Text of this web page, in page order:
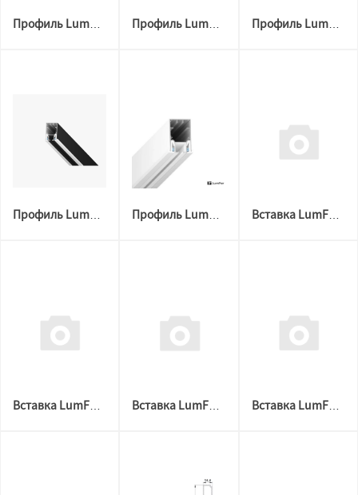
Профиль LumFer Clamp Cornice Uno 3,2м. белый мат (алюм+пвх)
Вставка LumFer (220135) 3,2м черная муар
Вставка LumFer (220135) 3,2м белая муар Вставка LumFer (220135) 2м черная муар Вставка LumFer (220135) 2м белая муар